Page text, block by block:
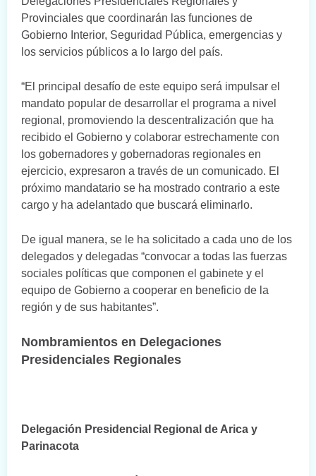
Provinciales que coordinarán las funciones de
Gobierno Interior, Seguridad Pública, emergencias y
los servicios públicos a lo largo del país.
“El principal desafío de este equipo será impulsar el
mandato popular de desarrollar el programa a nivel
regional, promoviendo la descentralización que ha
recibido el Gobierno y colaborar estrechamente con
los gobernadores y gobernadoras regionales en
ejercicio, expresaron a través de un comunicado. El
próximo mandatario se ha mostrado contrario a este
cargo y ha adelantado que buscará eliminarlo.
De igual manera, se le ha solicitado a cada uno de los
delegados y delegadas “convocar a todas las fuerzas
sociales políticas que componen el gabinete y el
equipo de Gobierno a cooperar en beneficio de la
región y de sus habitantes”.
Nombramientos en Delegaciones
Presidenciales Regionales
Delegación Presidencial Regional de Arica y
Parinacota